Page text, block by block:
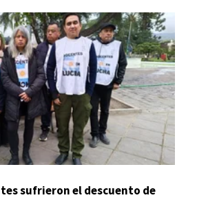
sufrieron el descuento de